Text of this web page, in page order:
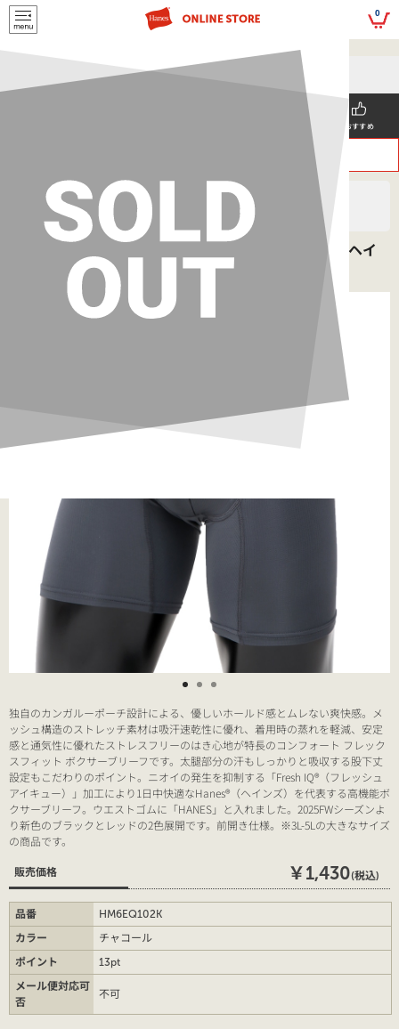
script> 0
5,500円(税込)以上
のご購入で送料を弊社負担で
お届けいたします
メールマガジンの登録で
おすすめ
ヘインズ > MEN'S > ボトムス
大きいサイズ COMFORT FLEX FIT ボクサーブリーフ ヘイ
ンズ(HM6EQ102K)
独自のカンガルーポーチ設計による、優しいホールド感とムレない爽快感。メ
ッシュ構造のストレッチ素材は吸汗速乾性に優れ、着用時の蒸れを軽減、安定
感と通気性に優れたストレスフリーのはき心地が特長のコンフォート フレック
スフィット ボクサーブリーフです。太腿部分の汗もしっかりと吸収する股下丈
設定もこだわりのポイント。ニオイの発生を抑制する「Fresh IQ®（フレッシュ
アイキュー）」加工により1日中快適なHanes®（ヘインズ）を代表する高機能ボ
クサーブリーフ。ウエストゴムに「HANES」と入れました。2025FWシーズンよ
り新色のブラックとレッドの2色展開です。前開き仕様。※3L-5Lの大きなサイズ
の商品です。
販売価格 ￥1,430(税込)
品番
HM6EQ102K
カラー
チャコール
ポイント
13pt
メール便対応可
否
不可